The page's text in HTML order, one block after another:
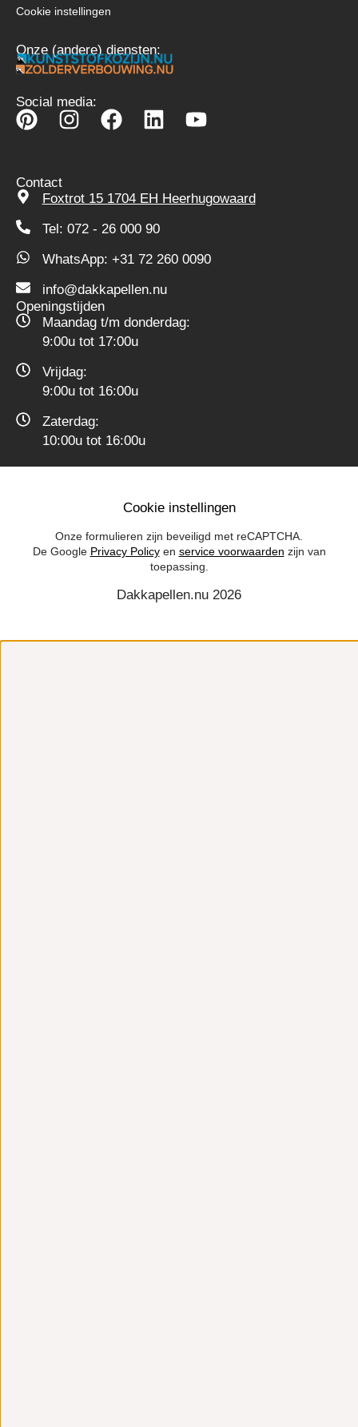
Cookie instellingen
Onze (andere) diensten:
Social media:
Contact
Foxtrot 15 1704 EH Heerhugowaard
Tel: 072 - 26 000 90
WhatsApp: +31 72 260 0090
info@dakkapellen.nu
Openingstijden
Maandag t/m donderdag:
9:00u tot 17:00u
Vrijdag:
9:00u tot 16:00u
Zaterdag:
10:00u tot 16:00u
Cookie instellingen
Onze formulieren zijn beveiligd met reCAPTCHA.
De Google Privacy Policyen service voorwaarden zijn van
toepassing.
Dakkapellen.nu 2026